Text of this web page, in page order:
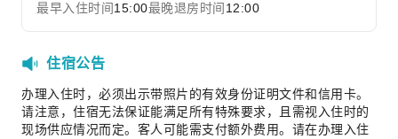
上网服务
前台贵重物品保险柜
快速入住退房
展开全部
最早入住时间15:00最晚退房时间 12:00
住宿公告
办理入住时，必须出示带照片的有效身份证明文件和信用卡。
请注意，住宿无法保证能满足所有特殊要求，且需视入住时的
现场供应情况而定。客人可能需支付额外费用。请在办理入住